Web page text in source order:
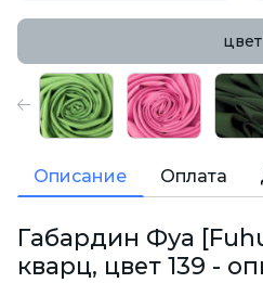
цвет
Описание Оплата
Габардин Фуа
кварц, цвет 139 -